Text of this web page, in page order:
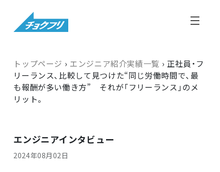
トップページ › エンジニア紹介実績一覧 › 正社員・フ
リーランス、比較して見つけた“同じ労働時間で、最
も報酬が多い働き方” それが「フリーランス」のメ
リット。
エンジニアインタビュー
2024年08月02日